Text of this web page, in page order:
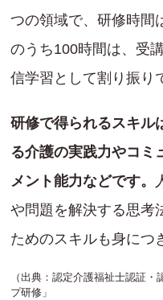
つの領域で、研修時間
のうち100時間は、受
信学習として割り振り
研修で得られるスキル
る介護の実践力やコミ
メント能力などです。
や問題を解決する思考
ためのスキルも身につ
（出典：認定介護福祉士認証
プ研修」